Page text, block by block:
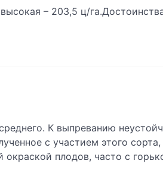
– 203,5 ц/
К выпреванию
с участием этого
плодов, часто с